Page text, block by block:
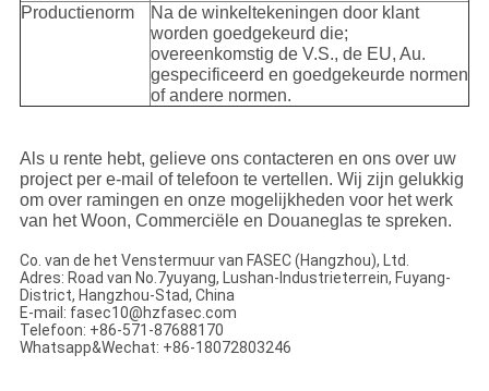
Productienorm
Na de winkeltekeningen door klant
worden goedgekeurd die;
overeenkomstig de V.S., de EU, Au.
gespecificeerd en goedgekeurde normen
of andere normen.
Als u rente hebt, gelieve ons contacteren en ons over uw
project per e-mail of telefoon te vertellen. Wij zijn gelukkig
om over ramingen en onze mogelijkheden voor het werk
van het Woon, Commerciële en Douaneglas te spreken.
Co. van de het Venstermuur van FASEC (Hangzhou), Ltd.
Adres: Road van No.7yuyang, Lushan-Industrieterrein, Fuyang-
District, Hangzhou-Stad, China
E-mail: fasec10@hzfasec.com
Telefoon: +86-571-87688170
Whatsapp&Wechat: +86-18072803246